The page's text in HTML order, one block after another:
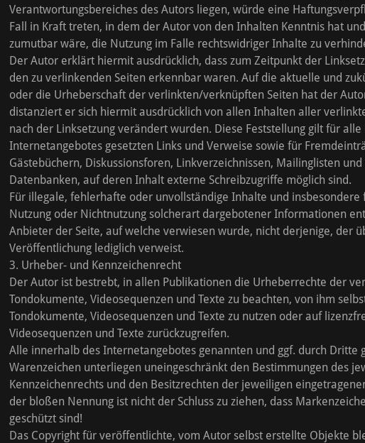
Verantwortungsbereiches des Autors liegen, würde eine
Fall in Kraft treten, in dem der Autor von den Inhalten Kenntnis hat
zumutbar wäre, die Nutzung im Falle rechtswidriger Inhalte zu
Der Autor erklärt hiermit ausdrücklich, dass zum Zeitpunkt der
den zu verlinkenden Seiten erkennbar waren. Auf die aktuelle und
oder die Urheberschaft der verlinkten/verknüpften Seiten hat der
distanziert er sich hiermit ausdrücklich von allen Inhalten aller
nach der Linksetzung verändert wurden. Diese Feststellung gilt für
Internetangebotes gesetzten Links und Verweise sowie für
Gästebüchern, Diskussionsforen, Linkverzeichnissen, Mailinglisten
Datenbanken, auf deren Inhalt externe Schreibzugriffe möglich sind.
Für illegale, fehlerhafte oder unvollständige Inhalte und insbesondere
Nutzung oder Nichtnutzung solcherart dargebotener Informationen
Anbieter der Seite, auf welche verwiesen wurde, nicht derjenige, der
Veröffentlichung lediglich verweist.
3. Urheber- und Kennzeichenrecht
Der Autor ist bestrebt, in allen Publikationen die Urheberrechte der
Tondokumente, Videosequenzen und Texte zu beachten, von ihm
Tondokumente, Videosequenzen und Texte zu nutzen oder auf
Videosequenzen und Texte zurückzugreifen.
Alle innerhalb des Internetangebotes genannten und ggf. durch Dritte
Warenzeichen unterliegen uneingeschränkt den Bestimmungen des
Kennzeichenrechts und den Besitzrechten der jeweiligen
der bloßen Nennung ist nicht der Schluss zu ziehen, dass
geschützt sind!
Das Copyright für veröffentlichte, vom Autor selbst erstellte Objekte